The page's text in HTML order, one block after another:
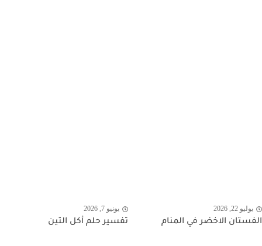
يوليو 22, 2026
الفستان الاخضر في المنام
يونيو 7, 2026
تفسير حلم أكل التين